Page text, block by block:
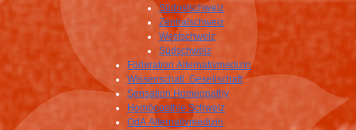
Südostschweiz
Zentralschweiz
Westschweiz
Südschweiz
Föderation Alternativmedizin
Wissenschatl. Gesellschaft
Sensation Homeopathy
Homöopathie Schweiz
OdA Alternativmedizin